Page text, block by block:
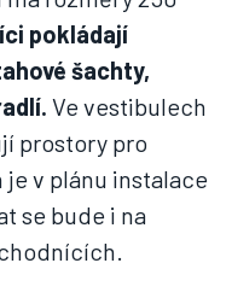
pokládají
šachty,
Ve vestibulech
prostory pro
v plánu instalace
se bude i na